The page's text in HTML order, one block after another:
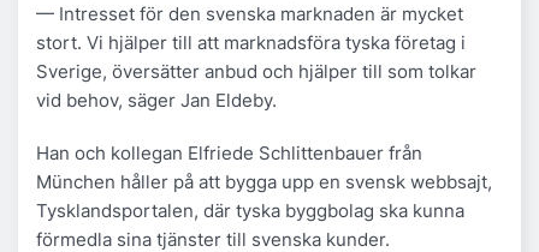
— Intresset för den svenska marknaden är mycket
stort. Vi hjälper till att marknadsföra tyska företag i
Sverige, översätter anbud och hjälper till som tolkar
vid behov, säger Jan Eldeby.
Han och kollegan Elfriede Schlittenbauer från
München håller på att bygga upp en svensk webbsajt,
Tysklandsportalen, där tyska byggbolag ska kunna
förmedla sina tjänster till svenska kunder.